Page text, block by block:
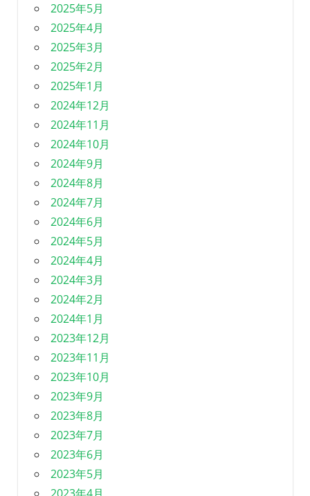
2025年5月
2025年4月
2025年3月
2025年2月
2025年1月
2024年12月
2024年11月
2024年10月
2024年9月
2024年8月
2024年7月
2024年6月
2024年5月
2024年4月
2024年3月
2024年2月
2024年1月
2023年12月
2023年11月
2023年10月
2023年9月
2023年8月
2023年7月
2023年6月
2023年5月